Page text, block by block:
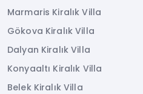
Marmaris Kiralık Villa
Gökova Kiralık Villa
Dalyan Kiralık Villa
Konyaaltı Kiralık Villa
Belek Kiralık Villa